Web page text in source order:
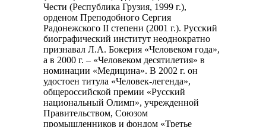
Чести (Республика Грузия, 1999 г.),
орденом Преподобного Сергия
Радонежского II степени (2001 г.). Русский
биографический институт неоднократно
признавал Л.А. Бокерия «Человеком года»,
а в 2000 г. – «Человеком десятилетия» в
номинации «Медицина». В 2002 г. он
удостоен титула «Человек-легенда»,
общероссийской премии «Русский
национальный Олимп», учрежденной
Правительством, Союзом
промышленников и фондом «Третье